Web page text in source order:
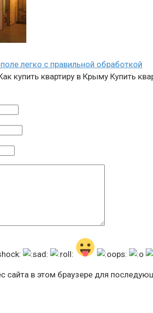
легко с правильной обработкой
купить квартиру в Крыму Купить
сайта в этом браузере для